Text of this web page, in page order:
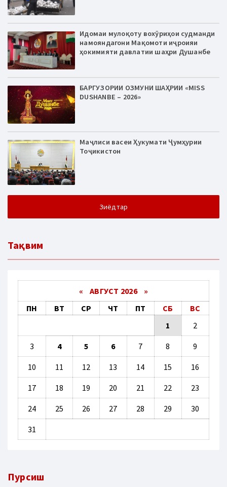
Идомаи мулоқоту вохӯриҳои судманди
намояндагони Мақомоти иҷроияи
ҳокимияти давлатии шаҳри Душанбе
БАРГУЗОРИИ ОЗМУНИ ШАҲРИИ «MISS
DUSHANBE – 2026»
Маҷлиси васеи Ҳукумати Ҷумҳурии
Тоҷикистон
Зиёдтар
Тақвим
« АВГУСТ 2026 »
ПН
ВТ СР ЧТ ПТ СБ
ВС
1
2
3 4 5 6 7 8 9
10 11 12 13 14 15 16
17 18 19 20 21 22 23
24 25 26 27 28 29 30
31
Пурсиш